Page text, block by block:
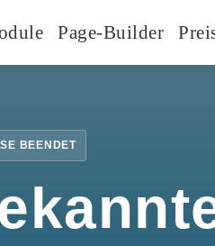
Page-Builder
BEENDET